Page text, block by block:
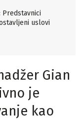
uslovi
Gian
je
kao